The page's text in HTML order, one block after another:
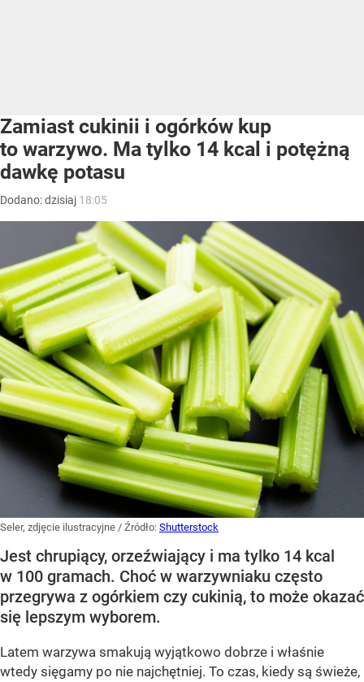
Zamiast cukinii i ogórków kup
to warzywo. Ma tylko 14 kcal i potężną
dawkę potasu
Dodano:dzisiaj 18:05
Seler, zdjęcie ilustracyjne / Źródło: Shutterstock
Jest chrupiący, orzeźwiający i ma tylko 14 kcal
w 100 gramach. Choć w warzywniaku często
przegrywa z ogórkiem czy cukinią, to może okazać
się lepszym wyborem.
Latem warzywa smakują wyjątkowo dobrze i właśnie
wtedy sięgamy po nie najchętniej. To czas, kiedy są świeże,